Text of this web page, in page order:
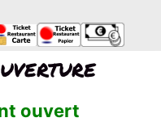
ouvert